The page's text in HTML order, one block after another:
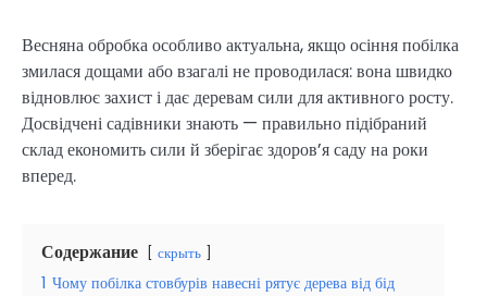
Весняна обробка особливо актуальна, якщо осіння побілка
змилася дощами або взагалі не проводилася: вона швидко
відновлює захист і дає деревам сили для активного росту.
Досвідчені садівники знають — правильно підібраний
склад економить сили й зберігає здоров’я саду на роки
вперед.
Содержание скрыть
1 Чому побілка стовбурів навесні рятує дерева від бід